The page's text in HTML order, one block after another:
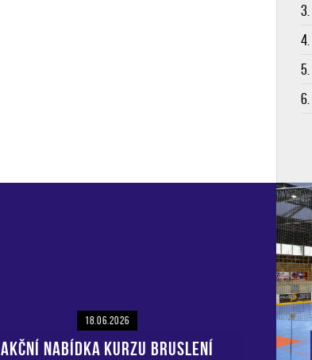
3.
4.
5.
6.
18.06.2026
AKČNÍ NABÍDKA KURZU BRUSLENÍ